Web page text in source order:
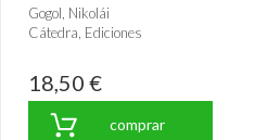
Gogol, Nikolái
Cátedra, Ediciones
18,50 €
comprar